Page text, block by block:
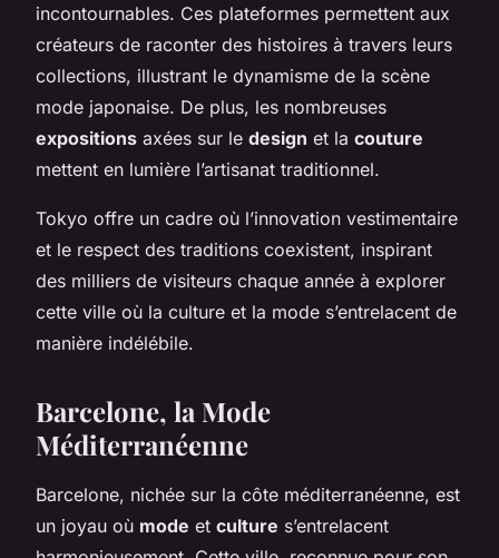
incontournables. Ces plateformes permettent aux
créateurs de raconter des histoires à travers leurs
collections, illustrant le dynamisme de la scène
mode japonaise. De plus, les nombreuses
expositions axées sur le design et la couture
mettent en lumière l’artisanat traditionnel.
Tokyo offre un cadre où l’innovation vestimentaire
et le respect des traditions coexistent, inspirant
des milliers de visiteurs chaque année à explorer
cette ville où la culture et la mode s’entrelacent de
manière indélébile.
Barcelone, la Mode
Méditerranéenne
Barcelone, nichée sur la côte méditerranéenne, est
un joyau où mode et culture s’entrelacent